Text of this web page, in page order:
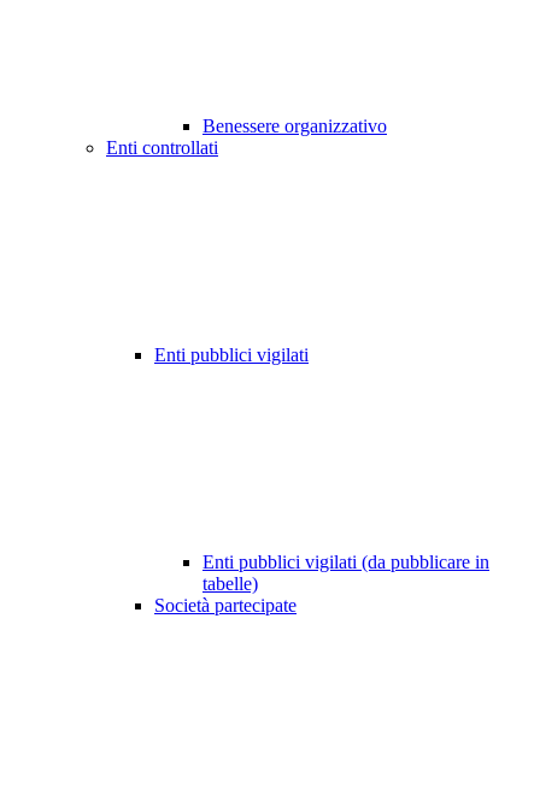
Benessere organizzativo
Enti controllati
Enti pubblici vigilati
Enti pubblici vigilati (da pubblicare in
tabelle)
Società partecipate